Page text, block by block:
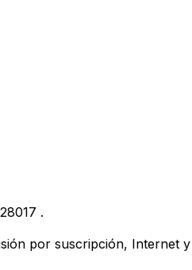
28017 .
por suscripción, Internet